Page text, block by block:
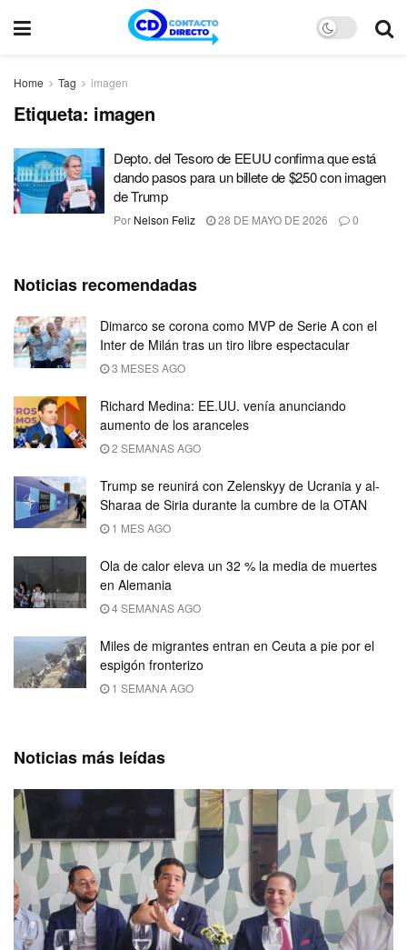
Home Tag imagen
Etiqueta: imagen
Depto. del Tesoro de EEUU confirma que está
dando pasos para un billete de $250 con imagen
de Trump
Por Nelson Feliz 28 DE MAYO DE 2026 0
Noticias recomendadas
Dimarco se corona como MVP de Serie A con el
Inter de Milán tras un tiro libre espectacular
3 MESES AGO
Richard Medina: EE.UU. venía anunciando
aumento de los aranceles
2 SEMANAS AGO
Trump se reunirá con Zelenskyy de Ucrania y al-
Sharaa de Siria durante la cumbre de la OTAN
1 MES AGO
Ola de calor eleva un 32 % la media de muertes
en Alemania
4 SEMANAS AGO
Miles de migrantes entran en Ceuta a pie por el
espigón fronterizo
1 SEMANA AGO
Noticias más leídas